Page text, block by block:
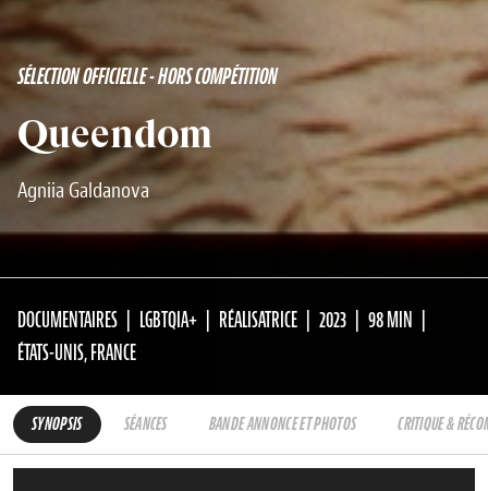
SÉLECTION OFFICIELLE - HORS COMPÉTITION
Queendom
Agniia Galdanova
DOCUMENTAIRES LGBTQIA+ RÉALISATRICE 2023
98 MIN
ÉTATS-UNIS, FRANCE
SYNOPSIS SÉANCES BANDE ANNONCE ET PHOTOS CRITIQUE &